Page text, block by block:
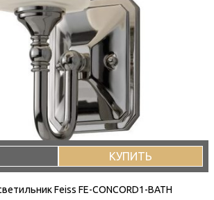
КУПИТЬ
Feiss FE-CONCORD1-BATH